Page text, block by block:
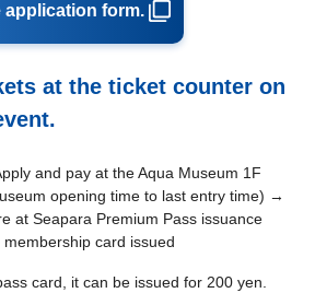
application form.
at the ticket counter on
and pay at the Aqua Museum 1F
opening time to last entry time) →
at Seapara Premium Pass issuance
card issued
card, it can be issued for 200 yen.